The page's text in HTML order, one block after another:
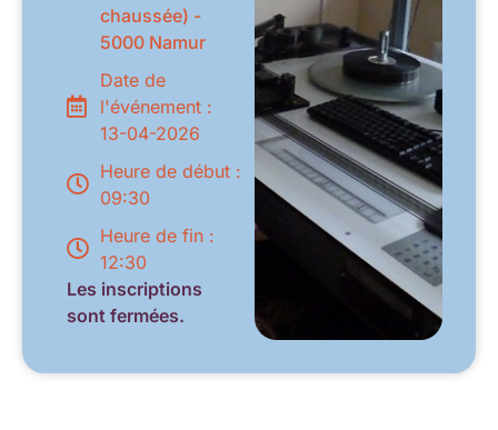
chaussée) -
5000 Namur
Date de
l'événement :
13-04-2026
Heure de début :
09:30
Heure de fin :
12:30
Les inscriptions
sont fermées.